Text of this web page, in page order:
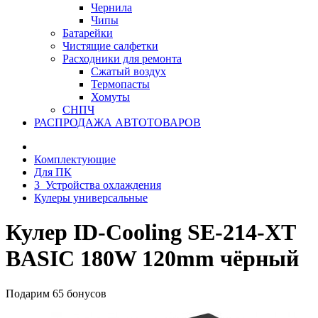
Чернила
Чипы
Батарейки
Чистящие салфетки
Расходники для ремонта
Сжатый воздух
Термопасты
Хомуты
СНПЧ
РАСПРОДАЖА АВТОТОВАРОВ
Комплектующие
Для ПК
3_Устройства охлаждения
Кулеры универсальные
Кулер ID-Cooling SE-214-XT
BASIC 180W 120mm чёрный
Подарим 65 бонусов